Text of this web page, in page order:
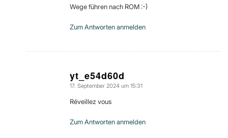
Wege führen nach ROM :-)
Zum Antworten anmelden
yt_e54d60d
sagte:
17. September 2024 um 15:31
Réveillez vous
Zum Antworten anmelden